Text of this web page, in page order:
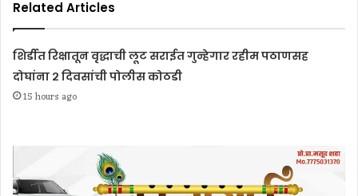
Related Articles
शिर्डीत रिक्षातून वृद्धाची लूट सराईत गुन्हेगार रहीम पठाणसह
दोघांना २ दिवसांची पोलीस कोठडी
15 hours ago